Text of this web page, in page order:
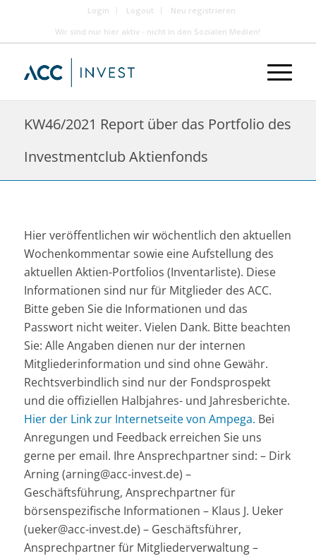
Login Logout
Neu registrieren
Wir sind nur hier aktiv - nicht in den Sozialen Medien!
KW46/2021 Report über das Portfolio des
Investmentclub Aktienfonds
Hier veröffentlichen wir wöchentlich den aktuellen
Wochenkommentar sowie eine Aufstellung des
aktuellen Aktien-Portfolios (Inventarliste). Diese
Informationen sind nur für Mitglieder des ACC.
Bitte geben Sie die Informationen und das
Passwort nicht weiter. Vielen Dank. Bitte beachten
Sie: Alle Angaben dienen nur der internen
Mitgliederinformation und sind ohne Gewähr.
Rechtsverbindlich sind nur der Fondsprospekt
und die offiziellen Halbjahres- und Jahresberichte.
Hier der Link zur Internetseite von Ampega. Bei
Anregungen und Feedback erreichen Sie uns
gerne per email. Ihre Ansprechpartner sind: – Dirk
Arning (arning@acc-invest.de) –
Geschäftsführung, Ansprechpartner für
börsenspezifische Informationen – Klaus J. Ueker
(ueker@acc-invest.de) – Geschäftsführer,
Ansprechpartner für Mitgliederverwaltung –